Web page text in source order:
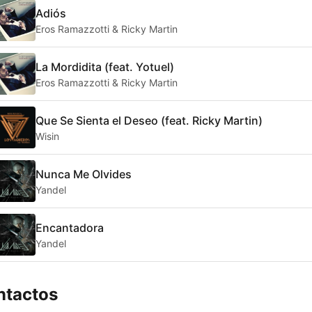
Adiós
Eros Ramazzotti & Ricky Martin
La Mordidita (feat. Yotuel)
Eros Ramazzotti & Ricky Martin
Que Se Sienta el Deseo (feat. Ricky Martin)
Wisin
Nunca Me Olvides
Yandel
Encantadora
Yandel